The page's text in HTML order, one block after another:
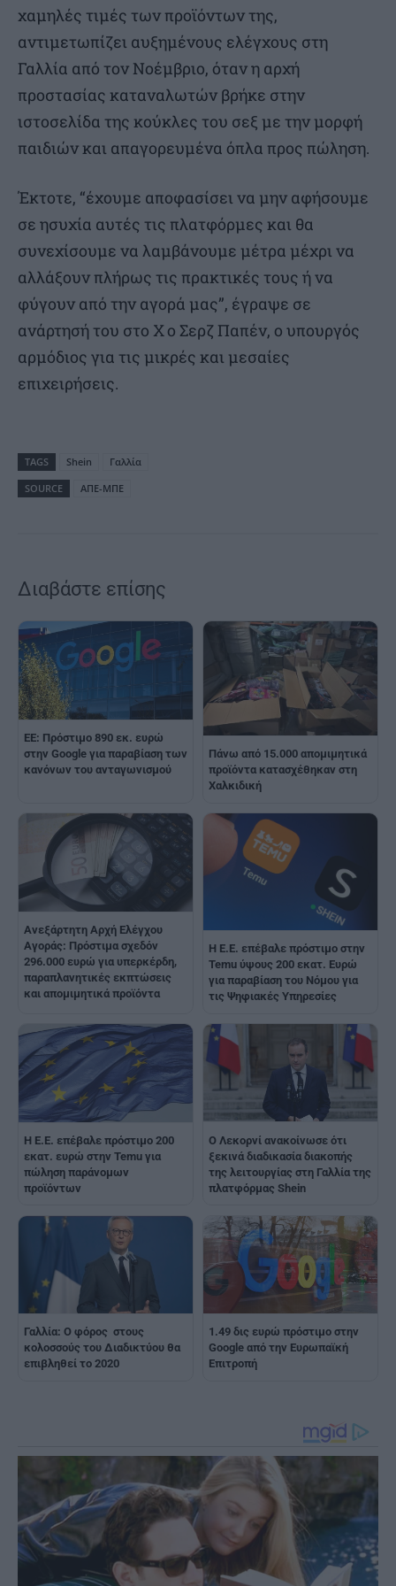
χαμηλές τιμές των προϊόντων της,
αντιμετωπίζει αυξημένους ελέγχους στη
Γαλλία από τον Νοέμβριο, όταν η αρχή
προστασίας καταναλωτών βρήκε στην
ιστοσελίδα της κούκλες του σεξ με την μορφή
παιδιών και απαγορευμένα όπλα προς πώληση.
Έκτοτε, “έχουμε αποφασίσει να μην αφήσουμε
σε ησυχία αυτές τις πλατφόρμες και θα
συνεχίσουμε να λαμβάνουμε μέτρα μέχρι να
αλλάξουν πλήρως τις πρακτικές τους ή να
φύγουν από την αγορά μας”, έγραψε σε
ανάρτησή του στο Χ ο Σερζ Παπέν, ο υπουργός
αρμόδιος για τις μικρές και μεσαίες
επιχειρήσεις.
TAGS Shein
Γαλλία
SOURCE
ΑΠΕ-ΜΠΕ
Διαβάστε επίσης
ΕΕ: Πρόστιμο 890 εκ. ευρώ
στην Google για παραβίαση των
κανόνων του ανταγωνισμού
Πάνω από 15.000 απομιμητικά
προϊόντα κατασχέθηκαν στη
Χαλκιδική
Ανεξάρτητη Αρχή Ελέγχου
Αγοράς: Πρόστιμα σχεδόν
296.000 ευρώ για υπερκέρδη,
παραπλανητικές εκπτώσεις
και απομιμητικά προϊόντα
Η Ε.Ε. επέβαλε πρόστιμο στην
Temu ύψους 200 εκατ. Ευρώ
για παραβίαση του Νόμου για
τις Ψηφιακές Υπηρεσίες
Η Ε.Ε. επέβαλε πρόστιμο 200
εκατ. ευρώ στην Temu για
πώληση παράνομων
προϊόντων
Ο Λεκορνί ανακοίνωσε ότι
ξεκινά διαδικασία διακοπής
της λειτουργίας στη Γαλλία της
πλατφόρμας Shein
Γαλλία: Ο φόρος στους
κολοσσούς του Διαδικτύου θα
επιβληθεί το 2020
1.49 δις ευρώ πρόστιμο στην
Google από την Ευρωπαϊκή
Επιτροπή